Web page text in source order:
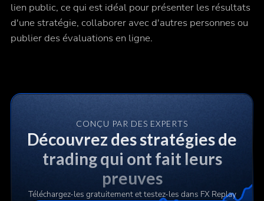
lien public, ce qui est idéal pour présenter les résultats
d'une stratégie, collaborer avec d'autres personnes ou
publier des évaluations en ligne.
CONÇU PAR DES EXPERTS
Découvrez des stratégies de
trading qui ont fait leurs
preuves
Téléchargez-les gratuitement et testez-les dans FX Replay